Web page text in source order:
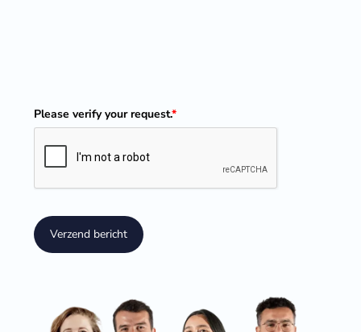
Please verify your request.*
Verzend bericht